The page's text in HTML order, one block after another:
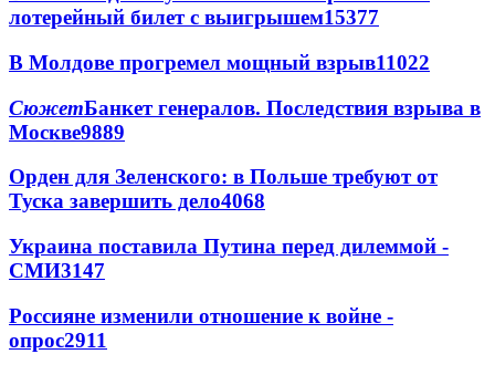
лотерейный билет с выигрышем15377
В Молдове прогремел мощный взрыв11022
СюжетБанкет генералов. Последствия взрыва в
Москве9889
Орден для Зеленского: в Польше требуют от
Туска завершить дело4068
Украина поставила Путина перед дилеммой -
СМИ3147
Россияне изменили отношение к войне -
опрос2911